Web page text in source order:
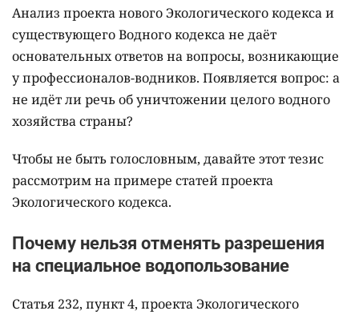
Анализ проекта нового Экологического кодекса и
существующего Водного кодекса не даёт
основательных ответов на вопросы, возникающие
у профессионалов-водников. Появляется вопрос: а
не идёт ли речь об уничтожении целого водного
хозяйства страны?
Чтобы не быть голословным, давайте этот тезис
рассмотрим на примере статей проекта
Экологического кодекса.
Почему нельзя отменять разрешения
на специальное водопользование
Статья 232, пункт 4, проекта Экологического